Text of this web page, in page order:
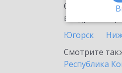
внедрение
Югорск
Смотрите
Республика